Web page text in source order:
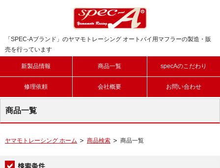
「SPEC-Aブランド」のヤマモトレーシング オートバイ用マフラーの製造・販
売を行っています
新製品情報 商品一覧 specAのこだわり
修理依頼 会社概要 お問い合わせ
商品一覧
ヤマモトレーシング ホーム 商品検索 商品一覧